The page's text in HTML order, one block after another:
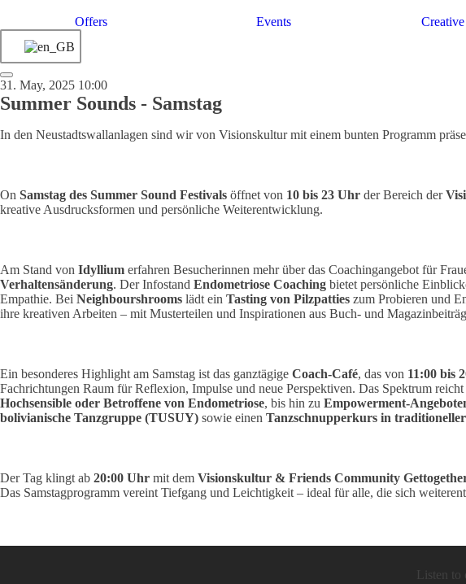
Offers Events
31. May, 2025 10:00
Summer Sounds - Samstag
In den Neustadtswallanlagen sind wir von Visionskultur mit einem bunten Programm
On Samstag des Summer Sound Festivals öffnet von 10 bis 23 Uhr der Bereich der
kreative Ausdrucksformen und persönliche Weiterentwicklung.
Am Stand von Idyllium erfahren Besucherinnen mehr über das Coachingangebot für
Verhaltensänderung. Der Infostand Endometriose Coaching bietet persönliche
Empathie. Bei Neighbourshrooms lädt ein Tasting von Pilzpatties zum Probieren und
ihre kreativen Arbeiten – mit Musterteilen und Inspirationen aus Buch- und
Ein besonderes Highlight am Samstag ist das ganztägige Coach-Café, das von 11:00 bis
Fachrichtungen Raum für Reflexion, Impulse und neue Perspektiven. Das Spektrum
Hochsensible oder Betroffene von Endometriose, bis hin zu Empowerment-
bolivianische Tanzgruppe (TUSUY) sowie einen Tanzschnupperkurs in
Der Tag klingt ab 20:00 Uhr mit dem Visionskultur & Friends Community
Das Samstagprogramm vereint Tiefgang und Leichtigkeit – ideal für alle, die sich
Listen to